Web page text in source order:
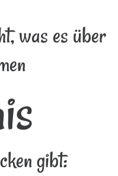
was es über
gibt: